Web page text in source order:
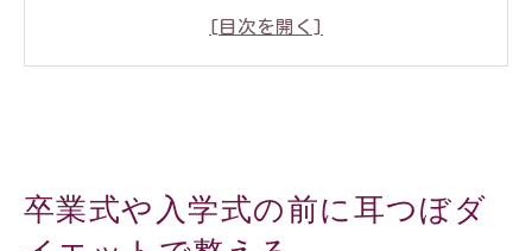
をつける方法
間で整う秘訣
卒業式や入学式の前に耳つぼダ